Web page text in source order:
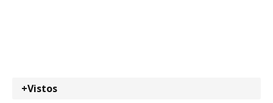
+Vistos